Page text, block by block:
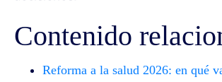
Contenido
Reforma a la salud 2026: en qué